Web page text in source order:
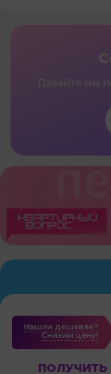
Давайте мы
Нашли дешевле?
Cнизим цену!